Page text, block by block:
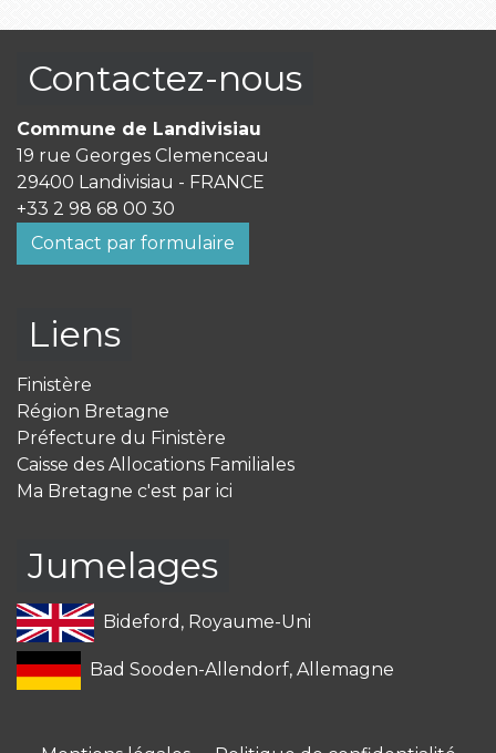
Contactez-nous
Commune de Landivisiau
19 rue Georges Clemenceau
29400 Landivisiau - FRANCE
+33 2 98 68 00 30
Contact par formulaire
Liens
Finistère
Région Bretagne
Préfecture du Finistère
Caisse des Allocations Familiales
Ma Bretagne c'est par ici
Jumelages
Bideford, Royaume-Uni
Bad Sooden-Allendorf, Allemagne